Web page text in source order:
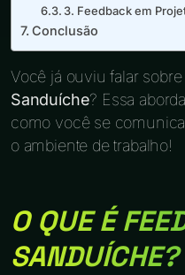
3. Feedback em
Conclusão
Você já ouviu falar
Sanduíche? Essa
como você se
o ambiente de trabalho!
O QUE É
SANDUÍCHE?